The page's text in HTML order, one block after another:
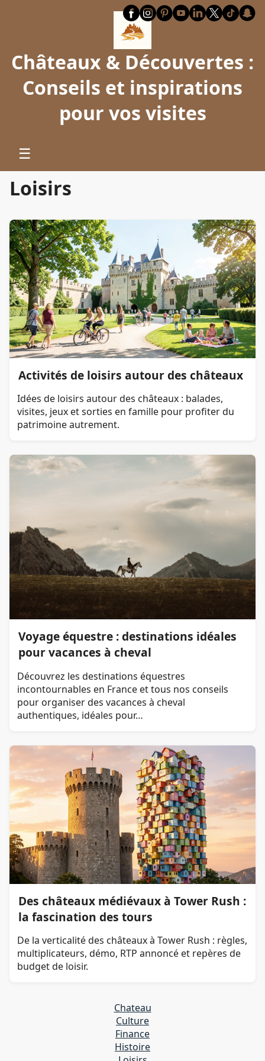
Châteaux & Découvertes :
Conseils et inspirations
pour vos visites
☰
Loisirs
Activités de loisirs autour des châteaux
Idées de loisirs autour des châteaux : balades,
visites, jeux et sorties en famille pour profiter du
patrimoine autrement.
Voyage équestre : destinations idéales
pour vacances à cheval
Découvrez les destinations équestres
incontournables en France et tous nos conseils
pour organiser des vacances à cheval
authentiques, idéales pour…
Des châteaux médiévaux à Tower Rush :
la fascination des tours
De la verticalité des châteaux à Tower Rush : règles,
multiplicateurs, démo, RTP annoncé et repères de
budget de loisir.
Chateau
Culture
Finance
Histoire